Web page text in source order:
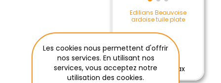
Edilians Beauvoise
ardoise tuile plate
€29,90 / M2
€29,90 Excl Tax
Les cookies nous permettent d'offrir
nos services. En utilisant nos
services, vous acceptez notre
utilisation des cookies.